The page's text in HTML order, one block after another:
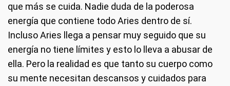
que más se cuida. Nadie duda de la poderosa
energía que contiene todo Aries dentro de sí.
Incluso Aries llega a pensar muy seguido que su
energía no tiene límites y esto lo lleva a abusar de
ella. Pero la realidad es que tanto su cuerpo como
su mente necesitan descansos y cuidados para